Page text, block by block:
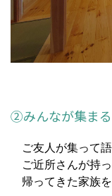
②みんなが集ま
ご友人が集って語
ご近所さんが持っ
帰ってきた家族